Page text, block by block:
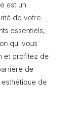
est un
de votre
essentiels,
qui vous
et profitez de
de
de